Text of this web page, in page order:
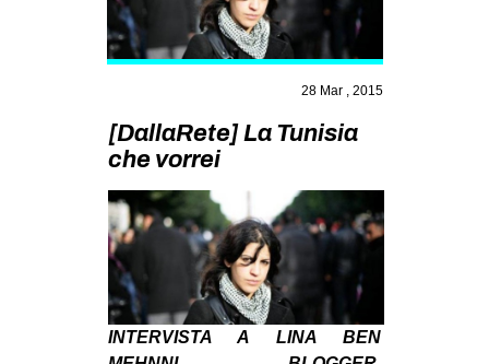
AREA
DEGENERAZIONE
GAZA FREESTYLE
CSOA LAMBRETTA
STUDENTI TSUNAMI
ZAM
MILANO
MOBILITAZIONI
28 Mar , 2015
[DallaRete] La Tunisia
che vorrei
INTERVISTA A LINA BEN